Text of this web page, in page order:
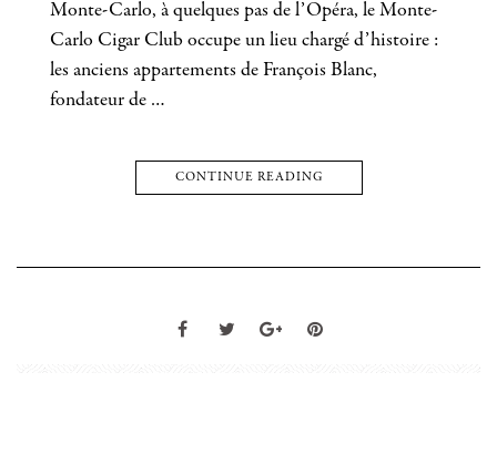
Monte-Carlo, à quelques pas de l’Opéra, le Monte-
Carlo Cigar Club occupe un lieu chargé d’histoire :
les anciens appartements de François Blanc,
fondateur de …
CONTINUE READING